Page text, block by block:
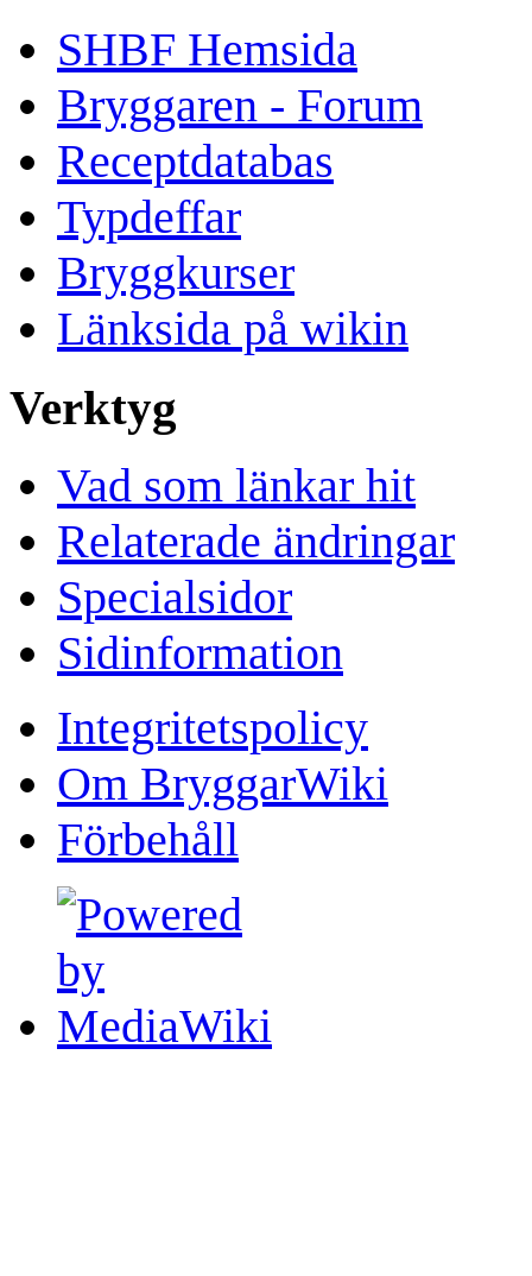
SHBF Hemsida
Bryggaren - Forum
Receptdatabas
Typdeffar
Bryggkurser
Länksida på wikin
Verktyg
Vad som länkar hit
Relaterade ändringar
Specialsidor
Sidinformation
Integritetspolicy
Om BryggarWiki
Förbehåll